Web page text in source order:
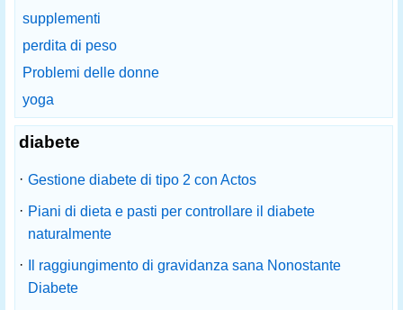
supplementi
perdita di peso
Problemi delle donne
yoga
diabete
· Gestione diabete di tipo 2 con Actos
· Piani di dieta e pasti per controllare il diabete
naturalmente
·
Il raggiungimento di gravidanza sana Nonostante
Diabete